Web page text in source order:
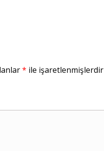
* ile işaretlenmişlerdir